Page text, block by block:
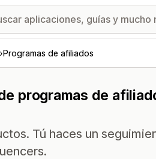
Programas de afiliados
programas de
Tú haces un